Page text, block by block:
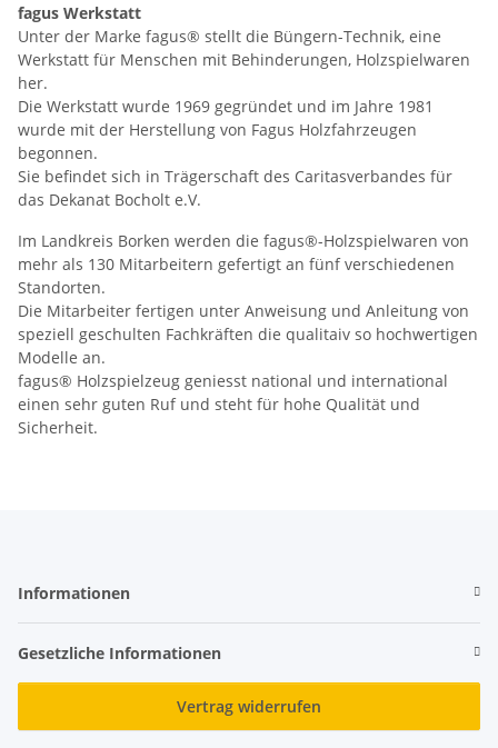
fagus Werkstatt
Unter der Marke fagus® stellt die Büngern-Technik, eine
Werkstatt für Menschen mit Behinderungen, Holzspielwaren
her.
Die Werkstatt wurde 1969 gegründet und im Jahre 1981
wurde mit der Herstellung von Fagus Holzfahrzeugen
begonnen.
Sie befindet sich in Trägerschaft des Caritasverbandes für
das Dekanat Bocholt e.V.
Im Landkreis Borken werden die fagus®-Holzspielwaren von
mehr als 130 Mitarbeitern gefertigt an fünf verschiedenen
Standorten.
Die Mitarbeiter fertigen unter Anweisung und Anleitung von
speziell geschulten Fachkräften die qualitaiv so hochwertigen
Modelle an.
fagus® Holzspielzeug geniesst national und international
einen sehr guten Ruf und steht für hohe Qualität und
Sicherheit.
Informationen
Gesetzliche Informationen
Vertrag widerrufen